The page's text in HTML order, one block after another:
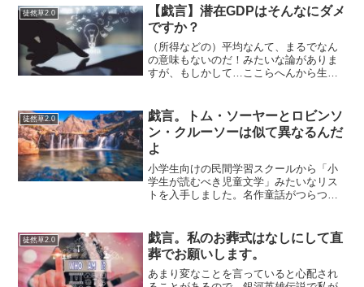
いiPhoneにデータ移行するとプライベー
トアドレ...
徒然草2.0
【戯言】潜在GDPはそんなにダメ
ですか？
（所得などの）平均なんて、まるでなん
の意味もないのだ！みたいな論がありま
すが、もしかして…ここらへんから生ま
YouTube」常に最大のGDPよりも平均を
ベースにしたほうが正...
徒然草2.0
戯言。トム・ソーヤーとロビンソ
ン・クルーソーは似て異なるんだ
よ
小学生向けの民間学習スクールから「小
学生が読むべき児童文学」みたいなリス
トを入手しました。名作童話がつらつら
けの書籍を読んでいるところです。…幼
い頃に本が家に無かったと...
徒然草2.0
戯言。私のお葬式はなしにして直
葬でお願いします。
あまり変なことを言っていると心配され